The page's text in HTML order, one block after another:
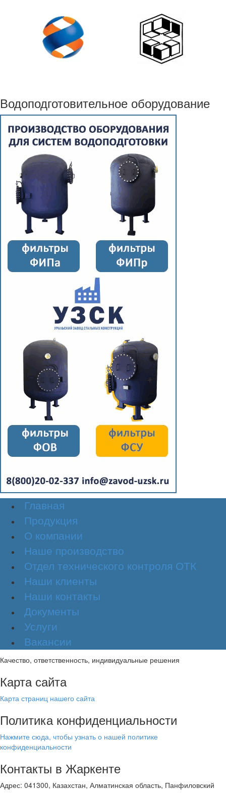
Водоподготовительное оборудование
Главная
Продукция
О компании
Наше производство
Отдел технического контроля ОТК
Наши клиенты
Наши контакты
Документы
Услуги
Вакансии
Качество, ответственность, индивидуальные решения
Карта сайта
Карта страниц нашего сайта
Политика конфиденциальности
Нажмите сюда, чтобы узнать о нашей политике
конфиденциальности
Контакты в Жаркенте
Адрес: 041300, Казахстан, Алматинская область, Панфиловский